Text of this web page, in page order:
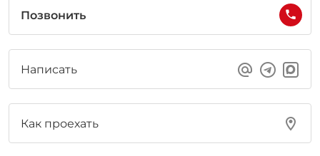
Позвонить
Написать
Как проехать